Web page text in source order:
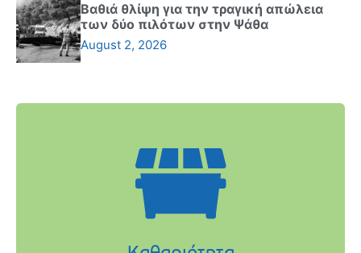
Βαθιά θλίψη για την τραγική απώλεια
των δύο πιλότων στην Ψάθα
August 2, 2026